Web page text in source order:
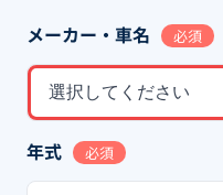
メーカー・車名 必須
選択してください
年式 必須